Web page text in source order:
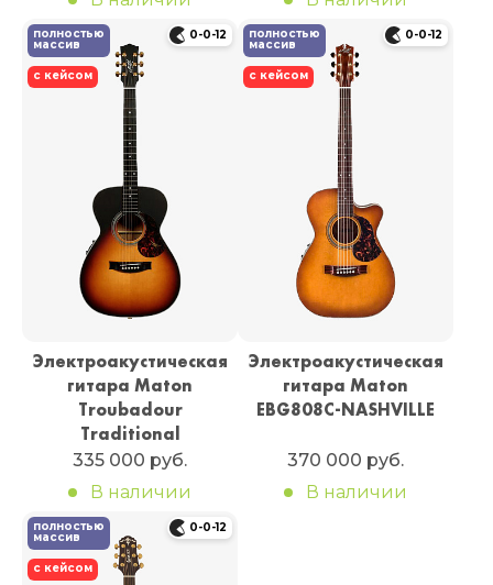
полностью
массив
с кейсом
0-0-12
Электроакустическая
гитара Maton
Troubadour
Traditional
335 000 руб.
В наличии
полностью
массив
с кейсом
0-0-12
Электроакустическая
гитара Maton
EBG808C-NASHVILLE
370 000 руб.
В наличии
полностью
массив
с кейсом
0-0-12